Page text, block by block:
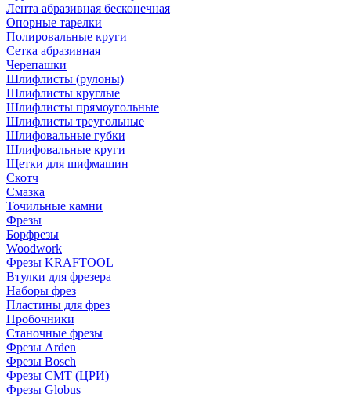
Лента абразивная бесконечная
Опорные тарелки
Полировальные круги
Сетка абразивная
Черепашки
Шлифлисты (рулоны)
Шлифлисты круглые
Шлифлисты прямоугольные
Шлифлисты треугольные
Шлифовальные губки
Шлифовальные круги
Щетки для шифмашин
Скотч
Смазка
Точильные камни
Фрезы
Борфрезы
Woodwork
Фрезы KRAFTOOL
Втулки для фрезера
Наборы фрез
Пластины для фрез
Пробочники
Станочные фрезы
Фрезы Arden
Фрезы Bosch
Фрезы CMT (ЦРИ)
Фрезы Globus